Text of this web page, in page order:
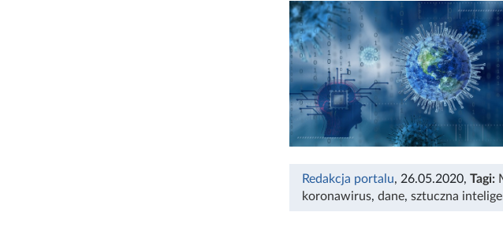
Redakcja portalu, 26.05.2020, Tagi:
koronawirus, dane, sztuczna